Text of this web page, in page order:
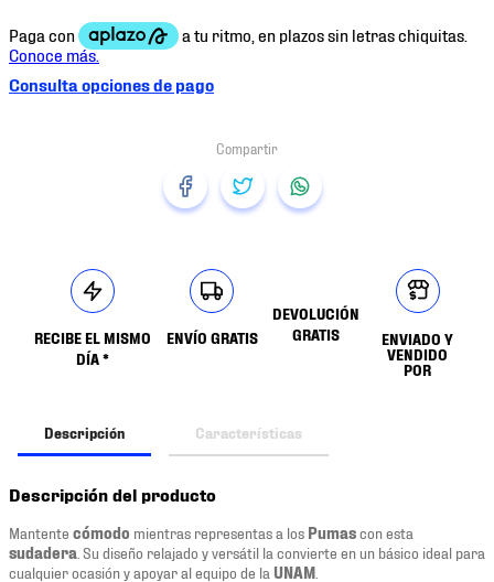
Consulta opciones de pago
RECIBE EL MISMO
DÍA *
ENVÍO GRATIS
DEVOLUCIÓN
GRATIS
ENVIADO Y
VENDIDO
POR
Descripción Características
Descripción del producto
Mantente cómodo mientras representas a los Pumascon esta
sudadera . Su diseño relajado y versátil la convierte en un básico ideal para
cualquier ocasión y apoyar al equipo de la UNAM